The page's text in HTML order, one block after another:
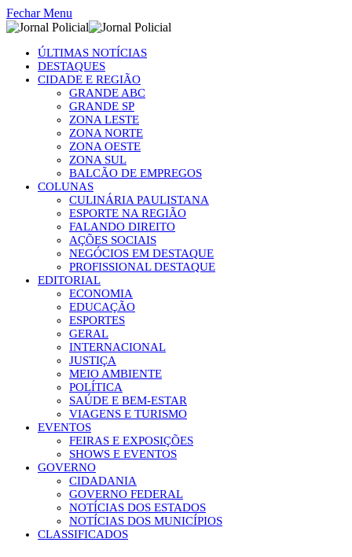
Fechar Menu
ÚLTIMAS NOTÍCIAS
DESTAQUES
CIDADE E REGIÃO
GRANDE ABC
GRANDE SP
ZONA LESTE
ZONA NORTE
ZONA OESTE
ZONA SUL
BALCÃO DE EMPREGOS
COLUNAS
CULINÁRIA PAULISTANA
ESPORTE NA REGIÃO
FALANDO DIREITO
AÇÕES SOCIAIS
NEGÓCIOS EM DESTAQUE
PROFISSIONAL DESTAQUE
EDITORIAL
ECONOMIA
EDUCAÇÃO
ESPORTES
GERAL
INTERNACIONAL
JUSTIÇA
MEIO AMBIENTE
POLÍTICA
SAÚDE E BEM-ESTAR
VIAGENS E TURISMO
EVENTOS
FEIRAS E EXPOSIÇÕES
SHOWS E EVENTOS
GOVERNO
CIDADANIA
GOVERNO FEDERAL
NOTÍCIAS DOS ESTADOS
NOTÍCIAS DOS MUNICÍPIOS
CLASSIFICADOS